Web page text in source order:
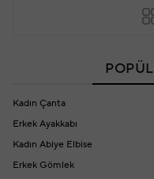
Kadın Çanta
Erkek Ayakkabı
Kadın Abiye Elbise
Erkek Gömlek